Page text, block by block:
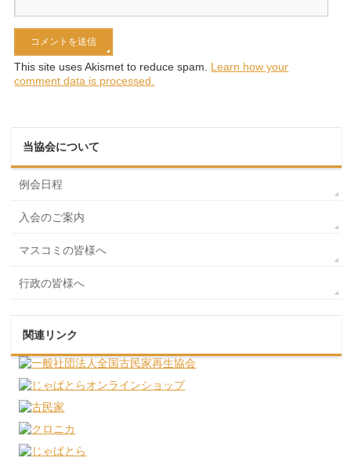
This site uses Akismet to reduce spam. Learn how your
comment data is processed.
当協会について
例会日程
入会のご案内
マスコミの皆様へ
行政の皆様へ
関連リンク